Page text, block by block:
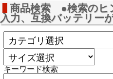
商品検索 ●検索のヒ
入力、互換バッテリー
キーワード検索